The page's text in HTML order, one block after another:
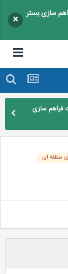
سازی بستر
×
سازی
ای